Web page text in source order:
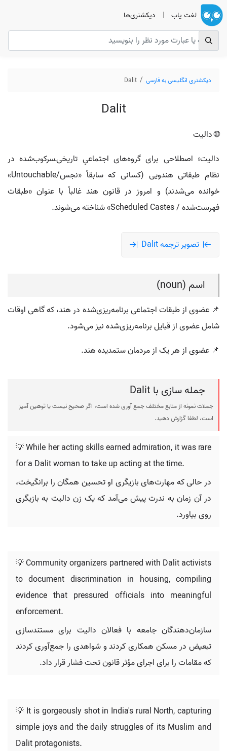
لغت یاب | دیکشنری‌ها
دیکشنری انگلیسی به فارسی Dalit
Dalit
🌐 دالیت
دالیت؛ اصطلاحی برای گروه‌های اجتماعیِ تاریخی‌ـ‌سرکوب‌شده در
نظام طبقاتی هندویی (کسانی که سابقاً «نجس/Untouchable»
خوانده می‌شدند) و امروز در قانون هند غالباً با عنوان «طبقات
فهرست‌شده / Scheduled Castes» شناخته می‌شوند.
تصویر ترجمه Dalit
اسم (noun)
📌 عضوی از طبقات اجتماعی برنامه‌ریزی‌شده در هند، که گاهی اوقات
شامل عضوی از قبایل برنامه‌ریزی‌شده نیز می‌شود.
📌 عضوی از هر یک از مردمان ستمدیده هند.
جمله سازی با Dalit
جملات نمونه از منابع مختلف جمع آوری شده است، اگر صحیح نیست یا توهین آمیز
است، لطفا گزارش دهید.
💡 While her acting skills earned admiration, it was rare
for a Dalit woman to take up acting at the time.
در حالی که مهارت‌های بازیگری او تحسین همگان را برانگیخت،
در آن زمان به ندرت پیش می‌آمد که یک زن دالیت به بازیگری
روی بیاورد.
💡 Community organizers partnered with Dalit activists
to document discrimination in housing, compiling
evidence that pressured officials into meaningful
enforcement.
سازمان‌دهندگان جامعه با فعالان دالیت برای مستندسازی
تبعیض در مسکن همکاری کردند و شواهدی را جمع‌آوری کردند
که مقامات را برای اجرای مؤثر قانون تحت فشار قرار داد.
💡 It is gorgeously shot in India's rural North, capturing
simple joys and the daily struggles of its Muslim and
Dalit protagonists.